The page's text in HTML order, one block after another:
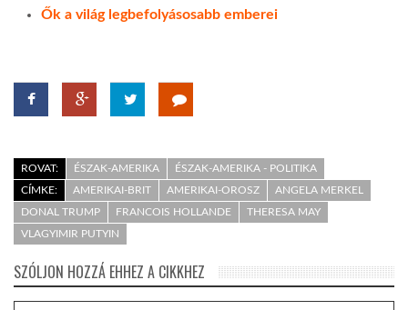
Ők a világ legbefolyásosabb emberei
ROVAT: ÉSZAK-AMERIKA
ÉSZAK-AMERIKA - POLITIKA
CÍMKE:
AMERIKAI-BRIT AMERIKAI-OROSZ
ANGELA MERKEL
DONAL TRUMP
FRANCOIS HOLLANDE
THERESA MAY
VLAGYIMIR PUTYIN
SZÓLJON HOZZÁ EHHEZ A CIKKHEZ